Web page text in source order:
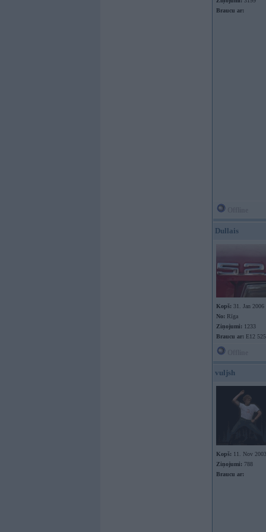
Braucu ar:
Dullais
Kopš: 31. Jan 2006
No: Rīga
Ziņojumi: 1233
Braucu ar: E12
vuljsh
Kopš: 11. Nov 2003
Ziņojumi: 788
Braucu ar: